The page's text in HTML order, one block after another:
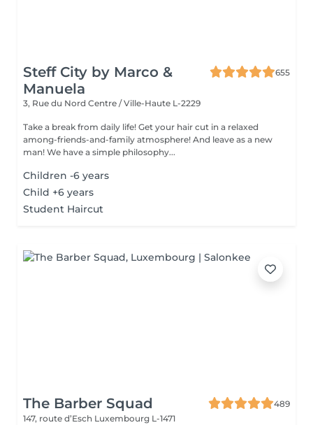
Steff City by Marco &
Manuela
655
3, Rue du Nord Centre / Ville-Haute L-2229
Take a break from daily life! Get your hair cut in a relaxed
among-friends-and-family atmosphere! And leave as a new
man! We have a simple philosophy...
Children -6 years
Child +6 years
Student Haircut
The Barber Squad
489
147, route d’Esch Luxembourg L-1471